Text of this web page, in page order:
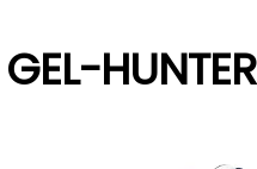
GEL-HUNTER